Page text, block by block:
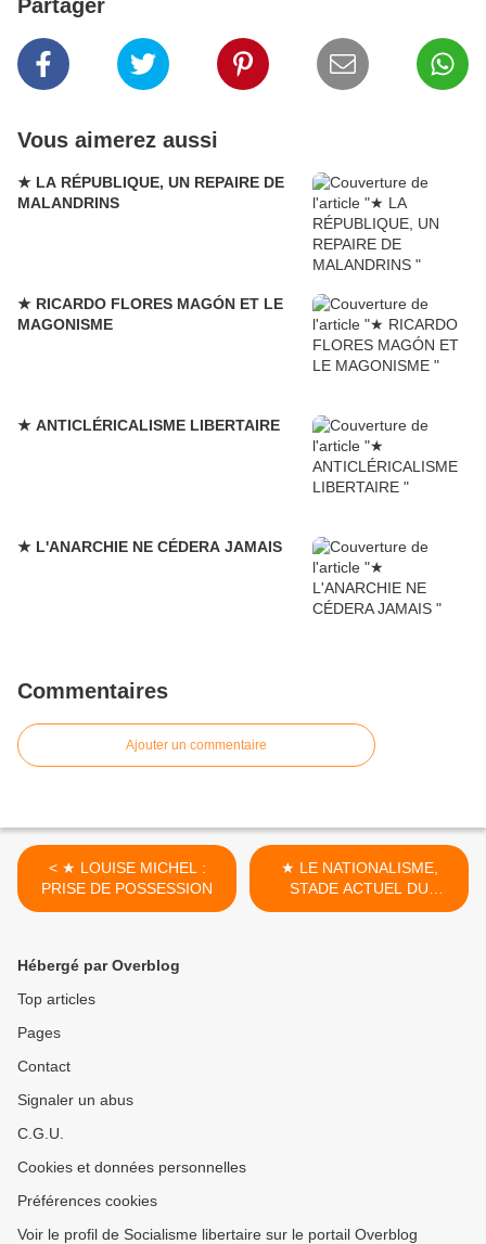
Partager
Vous aimerez aussi
★ LA RÉPUBLIQUE, UN REPAIRE DE
MALANDRINS
★ RICARDO FLORES MAGÓN ET LE
MAGONISME
★ ANTICLÉRICALISME LIBERTAIRE
★ L'ANARCHIE NE CÉDERA JAMAIS
Commentaires
Ajouter un commentaire
< ★ LOUISE MICHEL :
PRISE DE POSSESSION
★ LE NATIONALISME,
STADE ACTUEL DU
CAPITALISME >
Hébergé par Overblog
Top articles
Pages
Contact
Signaler un abus
C.G.U.
Cookies et données personnelles
Préférences cookies
Voir le profil de Socialisme libertaire sur le portail Overblog